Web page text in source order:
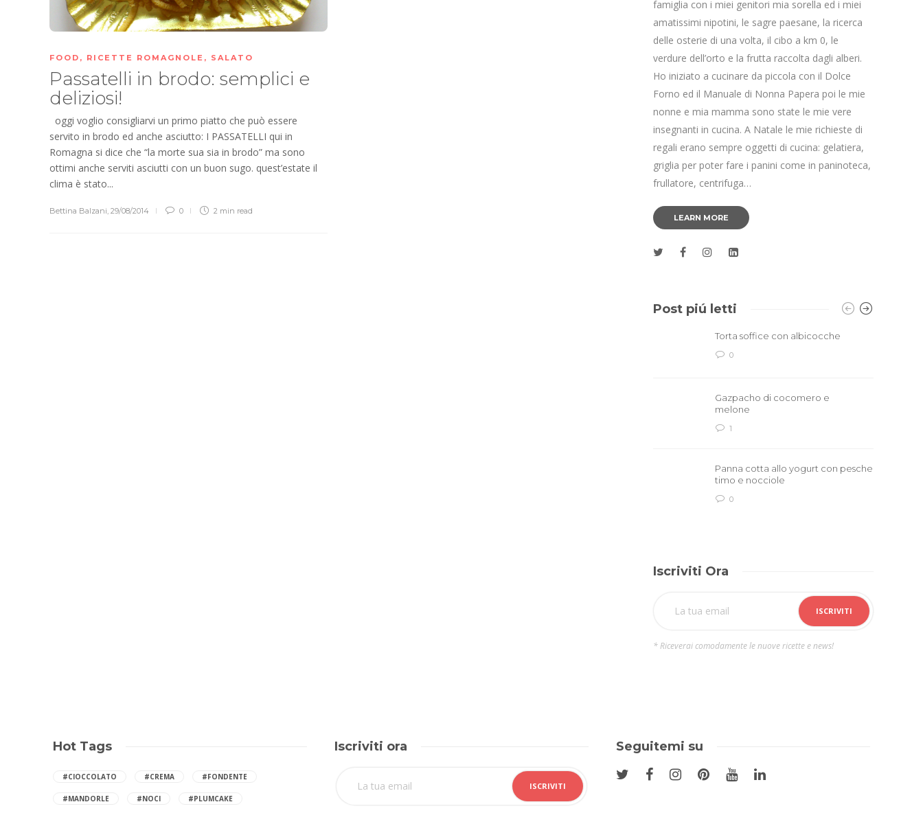
FOOD , RICETTE ROMAGNOLE , SALATO
Passatelli in brodo: semplici e
deliziosi!
oggi voglio consigliarvi un primo piatto che può essere
servito in brodo ed anche asciutto: I PASSATELLI qui in
Romagna si dice che “la morte sua sia in brodo” ma sono
ottimi anche serviti asciutti con un buon sugo. quest’estate il
clima è stato...
Bettina Balzani 29/08/2014 0 2 min read
famiglia con i miei genitori mia sorella ed i miei
amatissimi nipotini, le sagre paesane, la ricerca
delle osterie di una volta, il cibo a km 0, le
verdure dell’orto e la frutta raccolta dagli alberi.
Ho iniziato a cucinare da piccola con il Dolce
Forno ed il Manuale di Nonna Papera poi le mie
nonne e mia mamma sono state le mie vere
insegnanti in cucina. A Natale le mie richieste di
regali erano sempre oggetti di cucina: gelatiera,
griglia per poter fare i panini come in paninoteca,
frullatore, centrifuga…
LEARN MORE
Post piú letti
Torta soffice con albicocche
0
Gazpacho di cocomero e
melone
1
Panna cotta allo yogurt con pesche
timo e nocciole
0
Iscriviti Ora
* Riceverai comodamente le nuove ricette e news!
Hot Tags
#CIOCCOLATO #CREMA #FONDENTE
#MANDORLE #NOCI #PLUMCAKE
Iscriviti ora Seguitemi su